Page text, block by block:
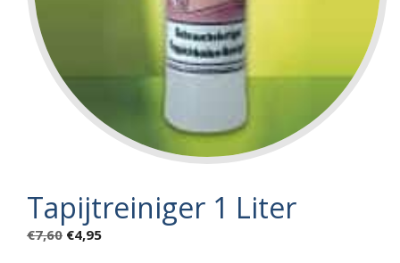
Tapijtreiniger 1 Liter
€7,60 Oorspronkelijke
€4,95Huidige